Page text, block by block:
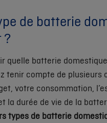
de batterie
quelle batterie
tenir compte de plusieurs
votre consommation,
la durée de vie de la
types de batterie